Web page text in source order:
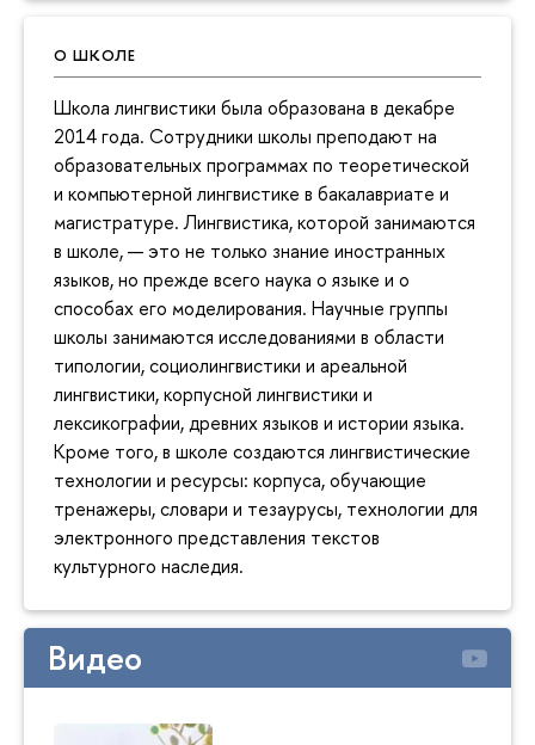
О ШКОЛЕ
Школа лингвистики была образована в декабре
2014 года. Сотрудники школы преподают на
образовательных программах по теоретической
и компьютерной лингвистике в бакалавриате и
магистратуре. Лингвистика, которой занимаются
в школе, — это не только знание иностранных
языков, но прежде всего наука о языке и о
способах его моделирования. Научные группы
школы занимаются исследованиями в области
типологии, социолингвистики и ареальной
лингвистики, корпусной лингвистики и
лексикографии, древних языков и истории языка.
Кроме того, в школе создаются лингвистические
технологии и ресурсы: корпуса, обучающие
тренажеры, словари и тезаурусы, технологии для
электронного представления текстов
культурного наследия.
Видео